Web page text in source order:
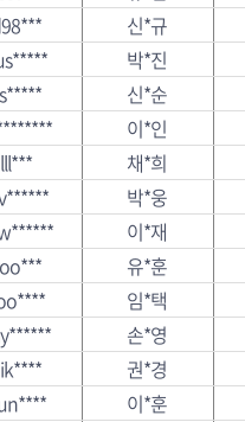
신*규
박*진
신*순
이*인
lll***
채*희
박*웅
이*재
유*훈
임*택
손*영
권*경
이*훈